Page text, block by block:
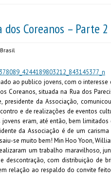
Coreanos – Parte 2
ao publico jovens, com o
Coreanos, situada na Rua dos
presidente da Associação,
e de realizações de eventos
eram, até então, bem
da Associação é de um
se muito bem! Min Hoo Yoon,
um trabalho maravilhoso,
descontração, com distribuição de
relação ao respaldo do convite